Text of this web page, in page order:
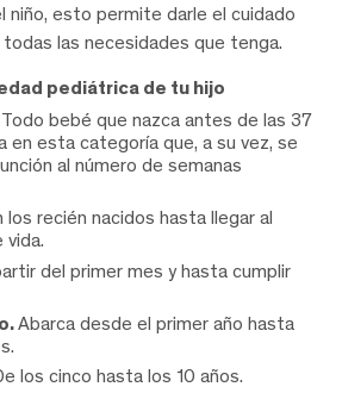
niño, esto permite darle el cuidado
las necesidades que tenga.
pediátrica de tu hijo
Todo bebé que nazca antes de las 37
en esta categoría que, a su vez, se
al número de semanas
los recién nacidos hasta llegar al
vida.
del primer mes y hasta cumplir
Abarca desde el primer año hasta
los cinco hasta los 10 años.